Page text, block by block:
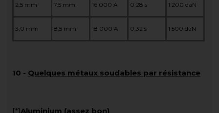
2,5 mm 7,5 mm 16 000 A 0,28 s 1 200 daN
3,0 mm 8,5 mm 18 000 A 0,32 s 1 500 daN
10 - Quelques métaux soudables par résistance
[*]Aluminium (assez bon)